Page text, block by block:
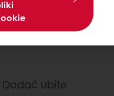
Dodać ubite